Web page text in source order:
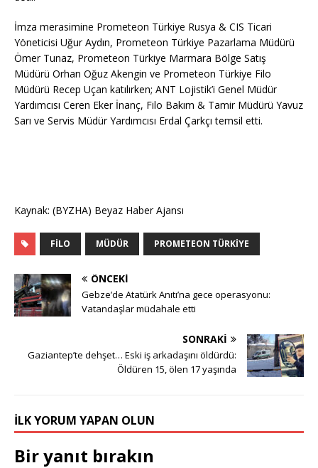
İmza merasimine Prometeon Türkiye Rusya & CIS Ticari
Yöneticisi Uğur Aydın, Prometeon Türkiye Pazarlama Müdürü
Ömer Tunaz, Prometeon Türkiye Marmara Bölge Satış
Müdürü Orhan Oğuz Akengin ve Prometeon Türkiye Filo
Müdürü Recep Uçan katılırken; ANT Lojistik’i Genel Müdür
Yardımcısı Ceren Eker İnanç, Filo Bakım & Tamir Müdürü Yavuz
Sarı ve Servis Müdür Yardımcısı Erdal Çarkçı temsil etti.
Kaynak: (BYZHA) Beyaz Haber Ajansı
FILO MÜDÜR PROMETEON TÜRKIYE
ÖNCEKI
Gebze’de Atatürk Anıtı’na gece operasyonu:
Vatandaşlar müdahale etti
SONRAKI
Gaziantep’te dehşet… Eski iş arkadaşını öldürdü:
Öldüren 15, ölen 17 yaşında
İLK YORUM YAPAN OLUN
Bir yanıt bırakın